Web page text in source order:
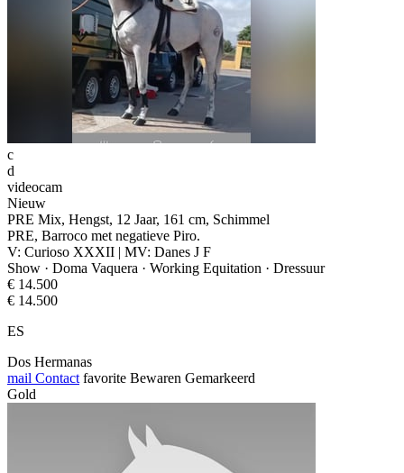
c
d
videocam
Nieuw
PRE Mix, Hengst, 12 Jaar, 161 cm, Schimmel
PRE, Barroco met negatieve Piro.
V: Curioso XXXII | MV: Danes J F
Show · Doma Vaquera · Working Equitation · Dressuur
€ 14.500
€ 14.500
ES
Dos Hermanas
mail Contact favorite Bewaren Gemarkeerd
Gold